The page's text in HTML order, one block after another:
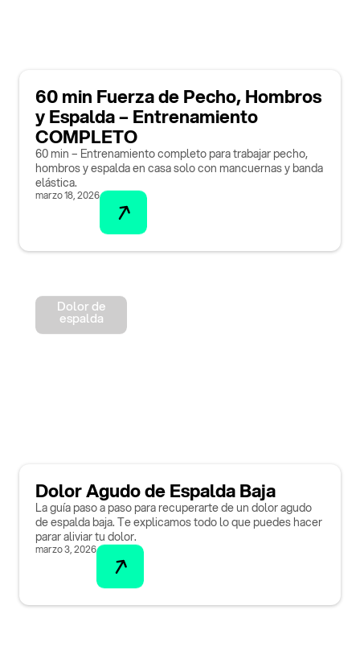
60 min Fuerza de Pecho, Hombros
y Espalda – Entrenamiento
COMPLETO
60 min – Entrenamiento completo para trabajar pecho,
hombros y espalda en casa solo con mancuernas y banda
elástica.
marzo 18, 2026
Dolor de
espalda
Dolor Agudo de Espalda Baja
La guía paso a paso para recuperarte de un dolor agudo
de espalda baja. Te explicamos todo lo que puedes hacer
parar aliviar tu dolor.
marzo 3, 2026